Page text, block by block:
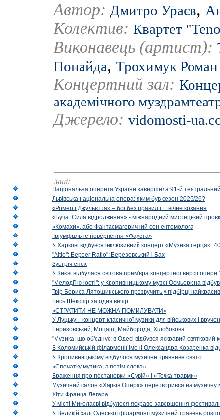
Автор: Дмитро Ураєв,
Колектив: Квартет
Виконавець (артист):
Понайда, Трохимук Роман
Концертний зал:
академічного
Джерело: vidomosti-
Інші:
Національна оперета України завершила 91-й
Львівська національна опера: яким був сезон 2025/26?
«Ромео і Джульєтта» – бої без правил і… вічне кохання
«Буча. Сила відродження» - міжнародний мистецький
«Комахи», або Фантасмагоричний сон ентомолога
Тріумфальне повернення «Фауста»
У Харкові відбувся інклюзивний концерт «Музика серця»:
"Altio": Береer Ratio": Березовський і Бах
Зустріч епох
У Києві відбулася світова прем'єра концертної версії
"Мелодії юності": у Кропивницькому музеї Осмьоркіна
Твір Бориса Лятошинського прозвучить у підбірці
Весь Шекспір за один вечір
«СТРАТИТИ НЕ МОЖНА ПОМИЛУВАТИ»
У Луцьку – концерт класичної музики для військових і
Березовський, Моцарт, Майборода, Хілобокова
"Музика, що об'єднує: в Одесі відбувся яскравий
В Коломийській філармонії імені Олександра Козаренка
У Кропивницькому відбулося музичне травневе свято
«Спочатку музика, а потім слова»
Враження про постановки «Сувій» і «Точка травми»
Музичний салон «Харків Опера» перетворився на музичну
Хіти Франца Легара
У місті Миколаєві відбулося яскраве завершення
У Великій залі Одеської філармонії музичний травень